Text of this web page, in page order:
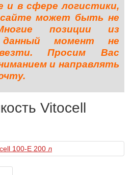
и в сфере логистики,
может быть не
позиции из
момент не
Просим Вас
и направлять
Vitocell